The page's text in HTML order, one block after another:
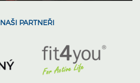
NAŠI PARTNEŘI